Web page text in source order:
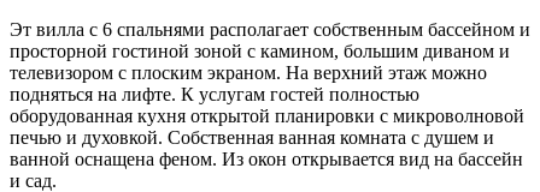
Эт вилла с 6 спальнями располагает собственным бассейном и
просторной гостиной зоной с камином, большим диваном и
телевизором с плоским экраном. На верхний этаж можно
подняться на лифте. К услугам гостей полностью
оборудованная кухня открытой планировки с микроволновой
печью и духовкой. Собственная ванная комната с душем и
ванной оснащена феном. Из окон открывается вид на бассейн
и сад.